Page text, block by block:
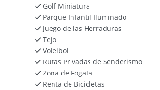
Golf Miniatura
Parque Infantil Iluminado
Juego de las Herraduras
Tejo
Voleibol
Rutas Privadas de Senderismo
Zona de Fogata
Renta de Bicicletas